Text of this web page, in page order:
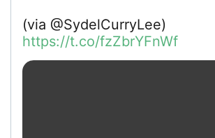
(via @SydelCurryLee)
https://t.co/fzZbrYFnWf